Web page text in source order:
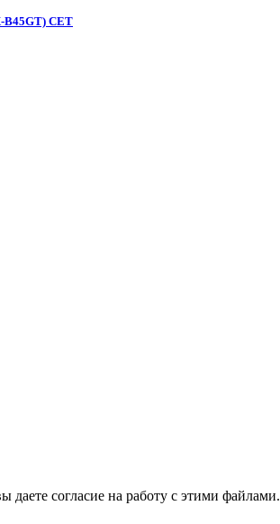
B45GT) CET
даете согласие на работу с этими файлами.